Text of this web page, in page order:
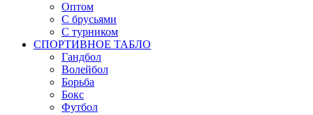
Оптом
С брусьями
С турником
СПОРТИВНОЕ ТАБЛО
Гандбол
Волейбол
Борьба
Бокс
Футбол